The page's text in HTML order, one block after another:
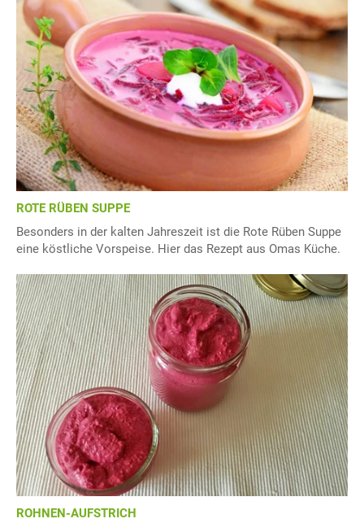
ROTE RÜBEN SUPPE
Besonders in der kalten Jahreszeit ist die Rote Rüben Suppe
eine köstliche Vorspeise. Hier das Rezept aus Omas Küche.
ROHNEN-AUFSTRICH